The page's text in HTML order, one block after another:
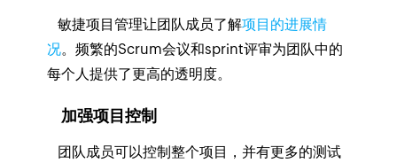
敏捷项目管理让团队成员了解项目的进展情
况。频繁的Scrum会议和sprint评审为团队中的
每个人提供了更高的透明度。
加强项目控制
团队成员可以控制整个项目，并有更多的测试